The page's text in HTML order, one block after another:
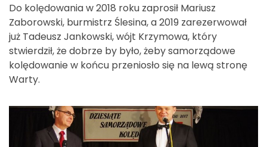
Do kolędowania w 2018 roku zaprosił Mariusz
Zaborowski, burmistrz Ślesina, a 2019 zarezerwował
już Tadeusz Jankowski, wójt Krzymowa, który
stwierdził, że dobrze by było, żeby samorządowe
kolędowanie w końcu przeniosło się na lewą stronę
Warty.